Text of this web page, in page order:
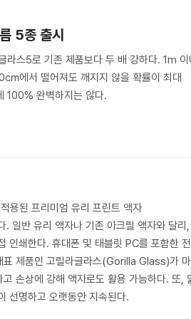
5종 출시
라스5로 기존 제품보다 두 배 강하다. 1m 이
에서 떨어져도 깨지지 않을 확률이 최대
100% 완벽하지는 않다.
용된 프리미엄 유리 프린트 액자
일반 유리 액자나 기존 아크릴 액자와 달리,
인쇄한다. 휴대폰 및 태블릿 PC를 포함한 전
제품인 고릴라글라스(Gorilla Glass)가
손상에 강해 액자로도 활용 가능하다. 또,
선명하고 오랫동안 지속된다.